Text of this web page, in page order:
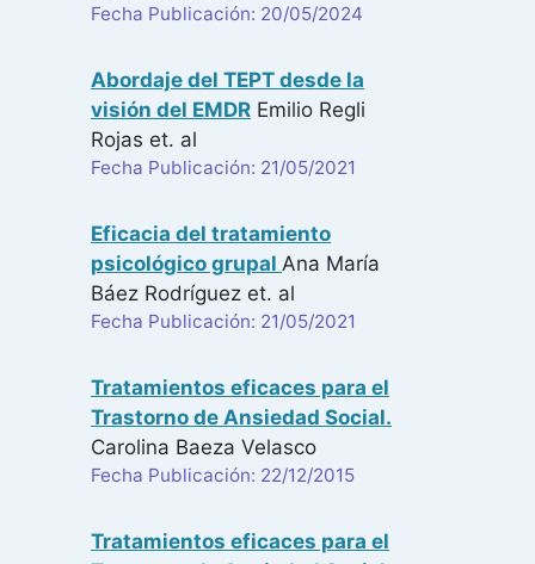
Fecha Publicación: 20/05/2024
Abordaje del TEPT desde la
visión del EMDR Emilio Regli
Rojas et. al
Fecha Publicación: 21/05/2021
Eficacia del tratamiento
psicológico grupal Ana María
Báez Rodríguez et. al
Fecha Publicación: 21/05/2021
Tratamientos eficaces para el
Trastorno de Ansiedad Social.
Carolina Baeza Velasco
Fecha Publicación: 22/12/2015
Tratamientos eficaces para el